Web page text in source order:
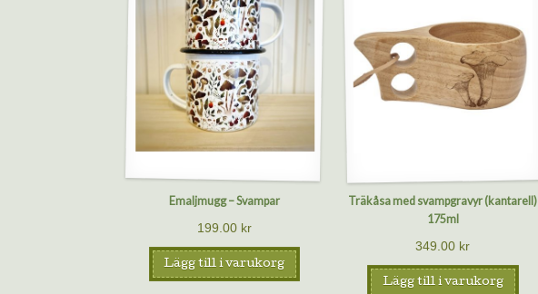
Emaljmugg – Svampar
199.00 kr
Lägg till i varukorg
Träkåsa med svampgravyr (kantarell)
175ml
349.00 kr
Lägg till i varukorg